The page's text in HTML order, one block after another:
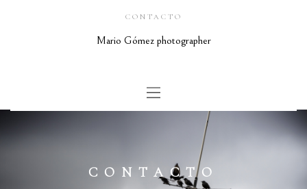
CONTACTO
Mario Gómez photographer
CONTACTO